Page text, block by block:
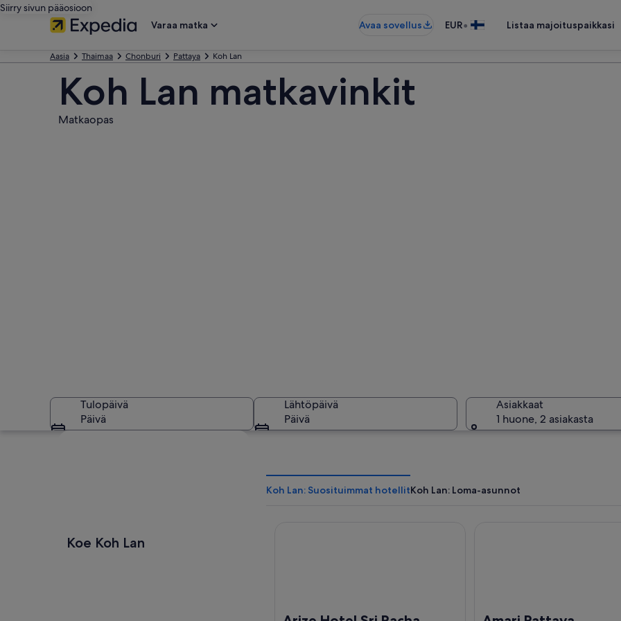
Siirry sivun pääosioon
Varaa matka
Avaa sovellus EUR• Listaa majoituspaikkasi
Aasia Thaimaa Chonburi Pattaya Koh Lan
Koh Lan matkavinkit
Matkaopas
Tulopäivä
Päivä
Lähtöpäivä
Päivä
Asiakkaat
1 huone, 2 asiakasta
Koe Koh Lan
Koh Lan: Suosituimmat hotellitKoh Lan: Loma-asunnot